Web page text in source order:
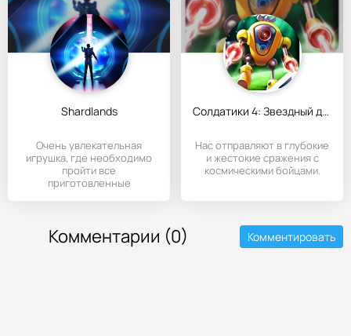
Shardlands
Очень увлекательная
игрушка, где необходимо
пройти все
приготовленные
Солдатики 4: Звездный десант
Нас отправляют в глубокие
и жестокие сражения с
космическими бойцами.
Комментарии (0) Комментировать